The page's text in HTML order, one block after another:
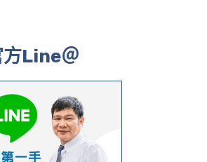
方Line＠